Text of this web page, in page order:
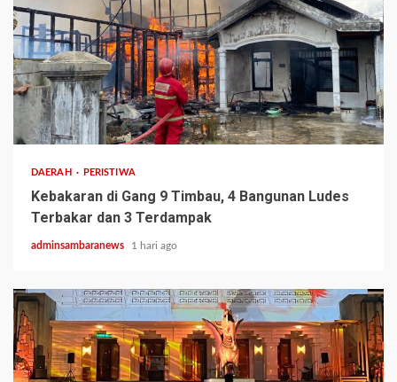
2 min read
DAERAH PERISTIWA
Kebakaran di Gang 9 Timbau, 4 Bangunan Ludes
Terbakar dan 3 Terdampak
adminsambaranews 1 hari ago